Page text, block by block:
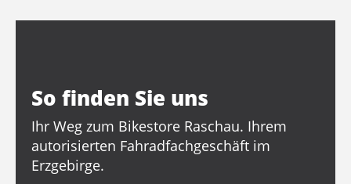
So finden Sie uns
Ihr Weg zum Bikestore Raschau. Ihrem
autorisierten Fahradfachgeschäft im
Erzgebirge.